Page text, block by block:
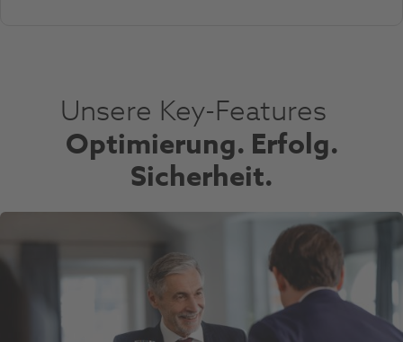
Unsere Key-Features
Optimierung. Erfolg.
Sicherheit.